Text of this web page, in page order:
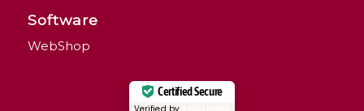
Software
WebShop
Certified Secure